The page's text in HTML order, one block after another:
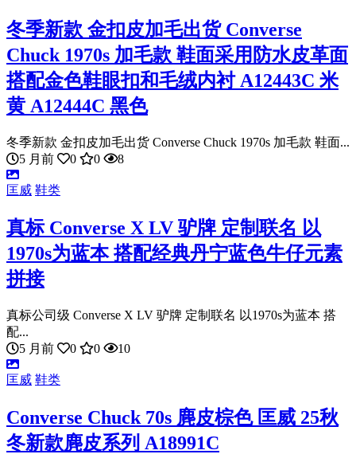
冬季新款 金扣皮加毛出货 Converse
Chuck 1970s 加毛款 鞋面采用防水皮革面
搭配金色鞋眼扣和毛绒内衬 A12443C 米
黄 A12444C 黑色
冬季新款 金扣皮加毛出货 Converse Chuck 1970s 加毛款 鞋面...
5 月前
0 0 8
匡威 鞋类
真标 Converse X LV 驴牌 定制联名 以
1970s为蓝本 搭配经典丹宁蓝色牛仔元素
拼接
真标公司级 Converse X LV 驴牌 定制联名 以1970s为蓝本 搭
配...
5 月前
0 0 10
匡威 鞋类
Converse Chuck 70s 麂皮棕色 匡威 25秋
冬新款麂皮系列 A18991C